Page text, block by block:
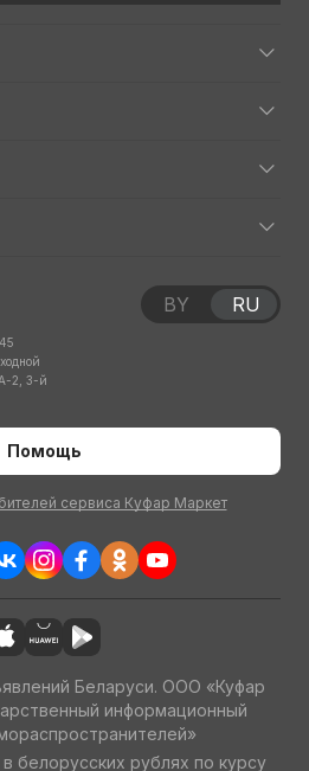
2, 3-й
Помощь
сервиса Куфар Маркет
BY RU
Беларуси. ООО «Куфар
информационный
белорусских рублях по курсу